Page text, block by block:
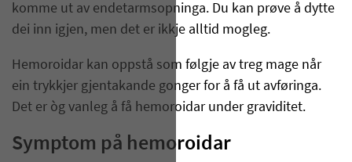
komme ut av endetarmsopninga. Du kan prøve å dytte
dei inn igjen, men det er ikkje alltid mogleg.
Hemoroidar kan oppstå som følgje av treg mage når
ein trykkjer gjentakande gonger for å få ut avføringa.
Det er òg vanleg å få hemoroidar under graviditet.
Symptom på hemoroidar